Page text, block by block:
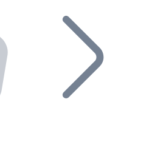
Bitnovo
Bitnovo dans votre entreprise et
dans votre écosystème.
de distributeurs et